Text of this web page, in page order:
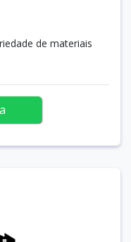
de materiais